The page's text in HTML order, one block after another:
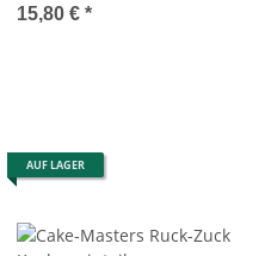
15,80 € *
AUF LAGER